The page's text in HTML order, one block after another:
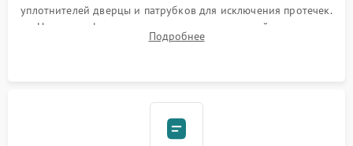
уплотнителей дверцы и патрубков для исключения протечек.
Надежная фиксация хомутов гидравлической системы,
сборка корпуса и установка датчика поплавка.
Подробнее